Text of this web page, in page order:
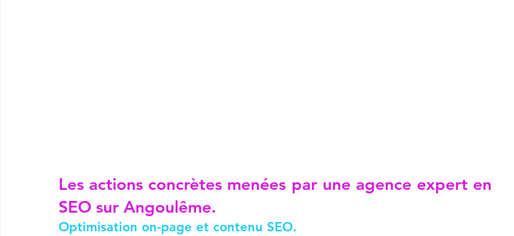
Les actions concrètes menées par une agence expert en
SEO sur Angoulême.
Optimisation on-page et contenu SEO.